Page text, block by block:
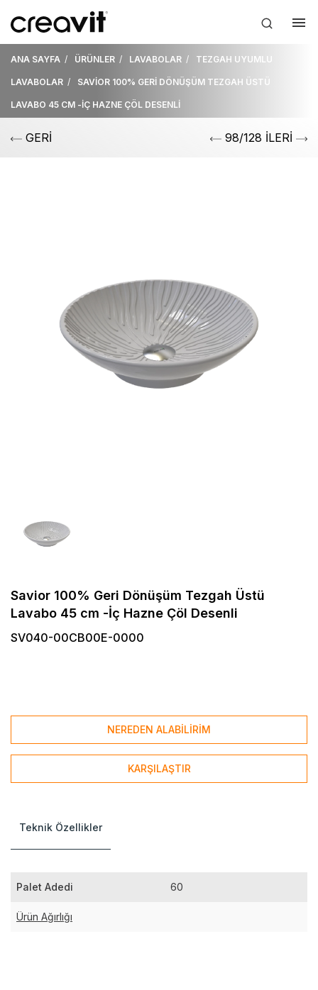
ANA SAYFA ÜRÜNLER LAVABOLAR TEZGAH UYUMLU
LAVABOLAR SAVİOR 100% GERİ DÖNÜŞÜM TEZGAH ÜSTÜ
LAVABO 45 CM -İÇ HAZNE ÇÖL DESENLİ
GERİ 98/128 İLERİ
Savior 100% Geri Dönüşüm Tezgah Üstü
Lavabo 45 cm -İç Hazne Çöl Desenli
SV040-00CB00E-0000
NEREDEN ALABİLİRİM
KARŞILAŞTIR
Teknik Özellikler
Palet Adedi 60
Ürün Ağırlığı